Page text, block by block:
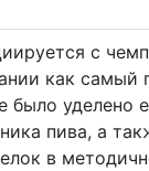
с
как самый
уделено
пива, а
в